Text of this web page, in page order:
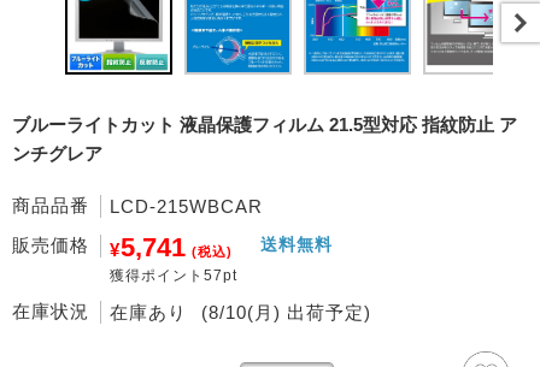
ブルーライトカット 液晶保護フィルム 21.5型対応 指紋防止 ア
ンチグレア
商品品番
LCD-215WBCAR
販売価格
¥5,741 (税込)
獲得ポイント57pt
送料無料
在庫状況 在庫あり (8/10(月) 出荷予定)